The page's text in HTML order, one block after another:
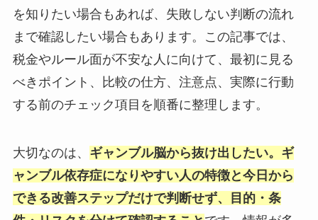
を知りたい場合もあれば、失敗しない判断の流れ
まで確認したい場合もあります。この記事では、
税金やルール面が不安な人に向けて、最初に見る
べきポイント、比較の仕方、注意点、実際に行動
する前のチェック項目を順番に整理します。
大切なのは、 ギャンブル脳から抜け出したい。ギ
ャンブル依存症になりやすい人の特徴と今日から
できる改善ステップだけで判断せず、目的・条